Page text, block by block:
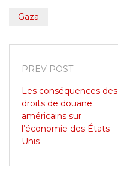
Gaza
PREV POST
Les conséquences des
droits de douane
américains sur
l’économie des États-
Unis